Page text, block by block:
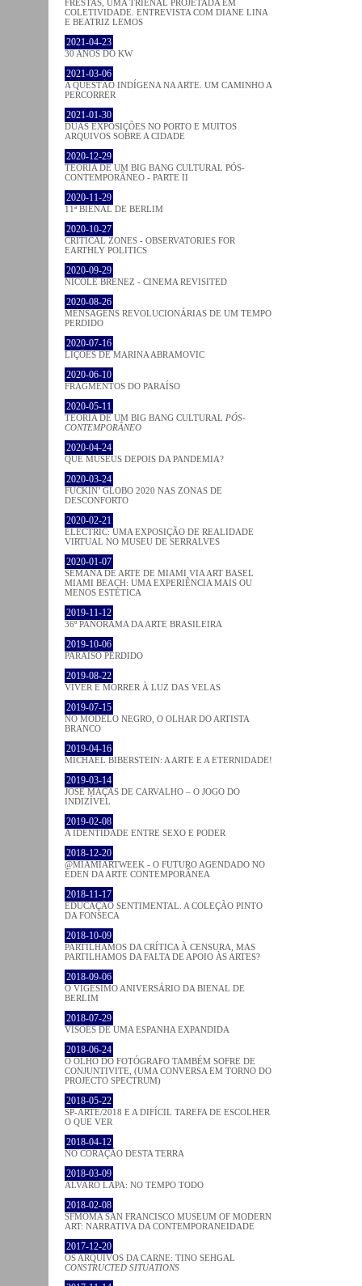
FRESTAS, UMA TRIENAL PROJETADA EM
COLETIVIDADE. ENTREVISTA COM DIANE LINA
E BEATRIZ LEMOS
2021-04-23
30 ANOS DO KW
2021-03-06
A QUESTÃO INDÍGENA NA ARTE. UM CAMINHO A
PERCORRER
2021-01-30
DUAS EXPOSIÇÕES NO PORTO E MUITOS
ARQUIVOS SOBRE A CIDADE
2020-12-29
TEORIA DE UM BIG BANG CULTURAL PÓS-
CONTEMPORÂNEO - PARTE II
2020-11-29
11ª BIENAL DE BERLIM
2020-10-27
CRITICAL ZONES - OBSERVATORIES FOR
EARTHLY POLITICS
2020-09-29
NICOLE BRENEZ - CINEMA REVISITED
2020-08-26
MENSAGENS REVOLUCIONÁRIAS DE UM TEMPO
PERDIDO
2020-07-16
LIÇÕES DE MARINA ABRAMOVIC
2020-06-10
FRAGMENTOS DO PARAÍSO
2020-05-11
TEORIA DE UM BIG BANG CULTURAL PÓS-
CONTEMPORÂNEO
2020-04-24
QUE MUSEUS DEPOIS DA PANDEMIA?
2020-03-24
FUCKIN’ GLOBO 2020 NAS ZONAS DE
DESCONFORTO
2020-02-21
ELECTRIC: UMA EXPOSIÇÃO DE REALIDADE
VIRTUAL NO MUSEU DE SERRALVES
2020-01-07
SEMANA DE ARTE DE MIAMI VIA ART BASEL
MIAMI BEACH: UMA EXPERIÊNCIA MAIS OU
MENOS ESTÉTICA
2019-11-12
36º PANORAMA DA ARTE BRASILEIRA
2019-10-06
PARAÍSO PERDIDO
2019-08-22
VIVER E MORRER À LUZ DAS VELAS
2019-07-15
NO MODELO NEGRO, O OLHAR DO ARTISTA
BRANCO
2019-04-16
MICHAEL BIBERSTEIN: A ARTE E A ETERNIDADE!
2019-03-14
JOSÉ MAÇÃS DE CARVALHO – O JOGO DO
INDIZÍVEL
2019-02-08
A IDENTIDADE ENTRE SEXO E PODER
2018-12-20
@MIAMIARTWEEK - O FUTURO AGENDADO NO
ÉDEN DA ARTE CONTEMPORÂNEA
2018-11-17
EDUCAÇÃO SENTIMENTAL. A COLEÇÃO PINTO
DA FONSECA
2018-10-09
PARTILHAMOS DA CRÍTICA À CENSURA, MAS
PARTILHAMOS DA FALTA DE APOIO ÀS ARTES?
2018-09-06
O VIGÉSIMO ANIVERSÁRIO DA BIENAL DE
BERLIM
2018-07-29
VISÕES DE UMA ESPANHA EXPANDIDA
2018-06-24
O OLHO DO FOTÓGRAFO TAMBÉM SOFRE DE
CONJUNTIVITE, (UMA CONVERSA EM TORNO DO
PROJECTO SPECTRUM)
2018-05-22
SP-ARTE/2018 E A DIFÍCIL TAREFA DE ESCOLHER
O QUE VER
2018-04-12
NO CORAÇÂO DESTA TERRA
2018-03-09
ÁLVARO LAPA: NO TEMPO TODO
2018-02-08
SFMOMA SAN FRANCISCO MUSEUM OF MODERN
ART: NARRATIVA DA CONTEMPORANEIDADE
2017-12-20
OS ARQUIVOS DA CARNE: TINO SEHGAL
CONSTRUCTED SITUATIONS